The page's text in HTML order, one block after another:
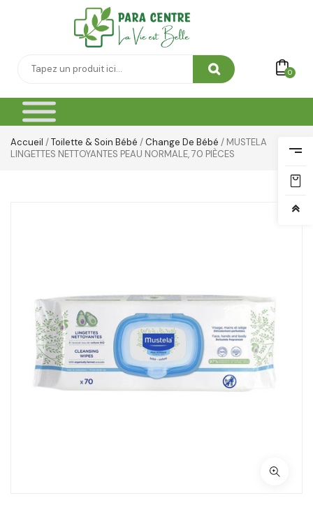
0
Accueil /Toilette & Soin Bébé /Change De Bébé / MUSTELA
LINGETTES NETTOYANTES PEAU NORMALE, 70 PIÈCES